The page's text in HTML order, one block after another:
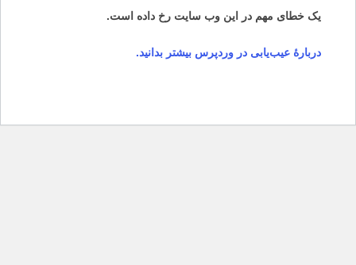
یک خطای مهم در این وب سایت رخ داده است.
دربارهٔ عیب‌یابی در وردپرس بیشتر بدانید.